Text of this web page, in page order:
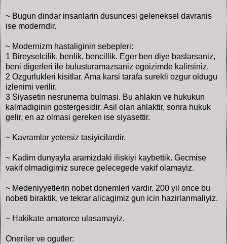
~ Bugun dindar insanlarin dusuncesi geleneksel davranis
ise moderndir.
~ Modernizm hastaliginin sebepleri:
1 Bireyselcilik, benlik, bencillik. Eger ben diye baslarsaniz,
beni digerleri ile bulusturamazsaniz egoizimde kalirsiniz.
2 Ozgurlukleri kisitlar. Ama karsi tarafa surekli ozgur oldugu
izlenimi verilir.
3 Siyasetin nesrunema bulmasi. Bu ahlakin ve hukukun
kalmadiginin gostergesidir. Asil olan ahlaktir, sonra hukuk
gelir, en az olmasi gereken ise siyasettir.
~ Kavramlar yetersiz tasiyicilardir.
~ Kadim dunyayla aramizdaki iliskiyi kaybettik. Gecmise
vakif olmadigimiz surece gelecegede vakif olamayiz.
~ Medeniyyetlerin nobet donemleri vardir. 200 yil once bu
nobeti biraktik, ve tekrar alicagimiz gun icin hazirlanmaliyiz.
~ Hakikate amatorce ulasamayiz.
Oneriler ve ogutler: